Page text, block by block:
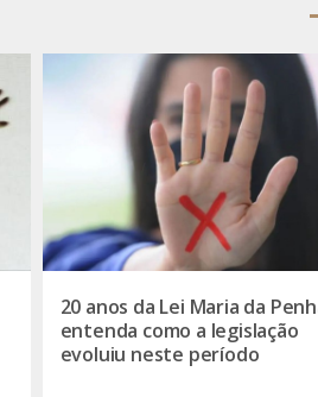
20 anos da Lei Maria da
entenda como a legislação
evoluiu neste período